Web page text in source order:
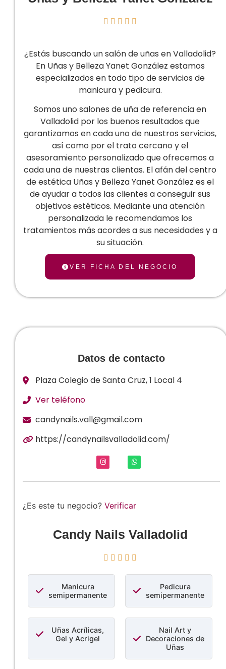
    
¿Estás buscando un salón de uñas en Valladolid?
En Uñas y Belleza Yanet González estamos
especializados en todo tipo de servicios de
manicura y pedicura.
Somos uno salones de uña de referencia en
Valladolid por los buenos resultados que
garantizamos en cada uno de nuestros servicios,
así como por el trato cercano y el
asesoramiento personalizado que ofrecemos a
cada una de nuestras clientas. El afán del centro
de estética Uñas y Belleza Yanet González es el
de ayudar a todos las clientes a conseguir sus
objetivos estéticos. Mediante una atención
personalizada le recomendamos los
tratamientos más acordes a sus necesidades y a
su situación.
VER FICHA DEL NEGOCIO
Datos de contacto
Plaza Colegio de Santa Cruz, 1 Local 4
Ver teléfono
candynails.vall@gmail.com
https://candynailsvalladolid.com/
¿Es este tu negocio? Verificar
Candy Nails Valladolid
    
Manicura
semipermanente
Pedicura
semipermanente
Uñas Acrílicas,
Gel y Acrigel
Nail Art y
Decoraciones de
Uñas